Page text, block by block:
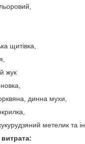
щитівка,
жук
динна мухи,
метелик та ін.